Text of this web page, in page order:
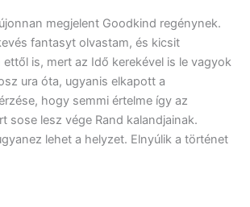
megjelent Goodkind regénynek.
fantasyt olvastam, és kicsit
is, mert az Idő kerekével is le vagyok
ura óta, ugyanis elkapott a
hogy semmi értelme így az
sose lesz vége Rand kalandjainak.
lehet a helyzet. Elnyúlik a történet